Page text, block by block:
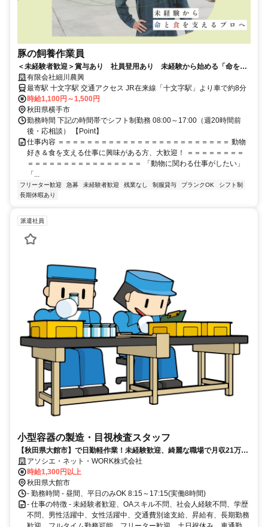
豚の飼養作業員
＜未経験者歓迎＞賞与あり 社員登用あり 未経験から始める「命を育
む」お仕事
有限会社細川農興
最寄駅 十文字駅 交通アクセス JR在来線「十文字駅」より車で約8分
時給1,100円～1,500円
秋田県横手市
勤務時間 下記の時間帯でシフト制勤務 08:00～17:00（週20時間前
後・応相談） 【Point】
仕事内容 ＝＝＝＝＝＝＝＝＝＝＝＝＝＝＝＝＝＝＝＝＝＝＝＝ 動物
好き＆食を支える仕事に興味がある方、大歓迎！ ＝＝＝＝＝＝＝＝
＝＝＝＝＝＝＝＝＝＝＝＝＝＝＝＝ 「動物に関わる仕事がしたい」
「...
フリーター歓迎 急募 未経験者歓迎 残業なし 制服貸与 ブランクOK
シフト制
長期休暇あり
派遣社員
小型容器の製造・目視検査スタッフ
【秋田県大館市】で日勤軽作業！未経験歓迎、綺麗な職場で月収21万円
以上可！土日祝休みなのも嬉しい♪
アソシエ・ネット・WORK株式会社
時給1,300円以上
秋田県大館市
- 勤務時間 - 昼間、平日のみOK 8:15～17:15(実働8時間)
- 仕事の特徴 - 未経験者歓迎、OAスキル不問、社会人経験不問、学歴
不問、男性活躍中、女性活躍中、交通費別途支給、昇給有、長期勤務